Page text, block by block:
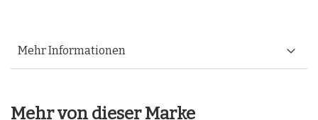
Mehr Informationen
Mehr von dieser Marke